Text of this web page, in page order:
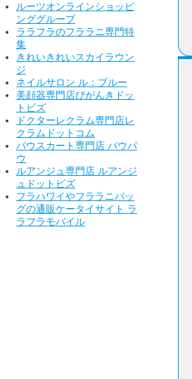
ルーツオンラインショッピ
ンググループ
ララフラのフララニ専門特
集
きれいきれいスカイラウン
ジ
ネイルサロン ル：ブルー
美顔器専門店びがんきドッ
トビズ
ドクターレクラム専門店レ
クラムドットコム
パウスカート専門店 パウパ
ウ
ルアンジュ専門店 ルアンジ
ュドットビズ
フラハワイやフララニバッ
グの通販ケータイサイト ラ
ラフラモバイル